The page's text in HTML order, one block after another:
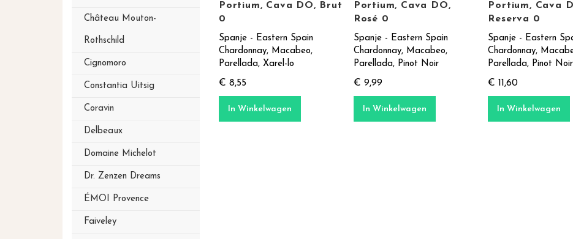
Portium, Cava DO, Brut
0
Spanje - Eastern Spain
Chardonnay, Macabeo,
Parellada, Xarel-lo
€ 8,55
In Winkelwagen
Portium, Cava DO,
Rosé 0
Spanje - Eastern Spain
Chardonnay, Macabeo,
Parellada, Pinot Noir
€ 9,99
In Winkelwagen
Portium, Cava
Reserva 0
Spanje - Eastern
Chardonnay,
Parellada, Pinot
€ 11,60
In Winkelwagen
Château Mouton-
Rothschild
Cignomoro
Constantia Uitsig
Coravin
Delbeaux
Domaine Michelot
Dr. Zenzen Dreams
ÉMOI Provence
Faiveley